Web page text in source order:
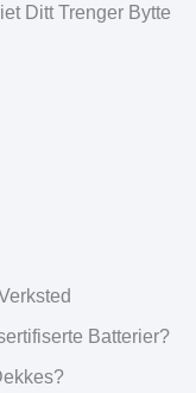
Ditt Trenger Bytte
Batterier?